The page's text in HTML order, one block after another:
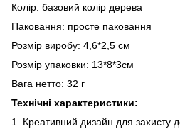
Колір: базовий колір дерева
Паковання: просте паковання
Розмір виробу: 4,6*2,5 см
Розмір упаковки: 13*8*3см
Вага нетто: 32 г
Технічні характеристики:
1. Креативний дизайн для захисту